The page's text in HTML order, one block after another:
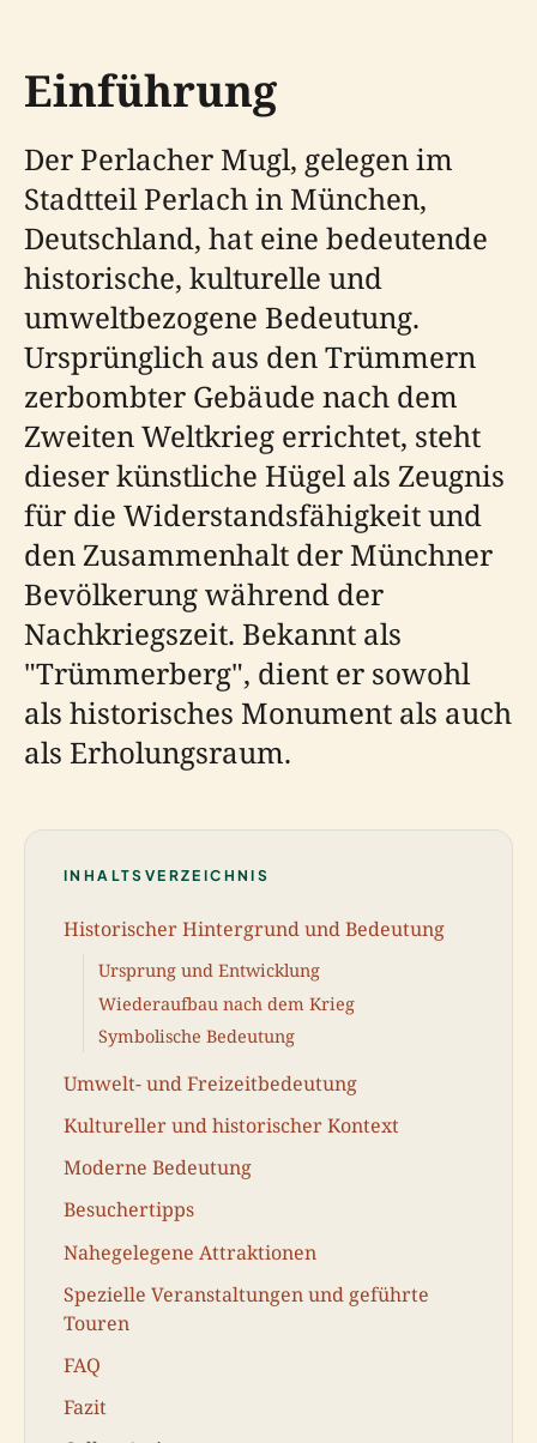
Einführung
Der Perlacher Mugl, gelegen im
Stadtteil Perlach in München,
Deutschland, hat eine bedeutende
historische, kulturelle und
umweltbezogene Bedeutung.
Ursprünglich aus den Trümmern
zerbombter Gebäude nach dem
Zweiten Weltkrieg errichtet, steht
dieser künstliche Hügel als Zeugnis
für die Widerstandsfähigkeit und
den Zusammenhalt der Münchner
Bevölkerung während der
Nachkriegszeit. Bekannt als
"Trümmerberg", dient er sowohl
als historisches Monument als auch
als Erholungsraum.
INHALTSVERZEICHNIS
Historischer Hintergrund und Bedeutung
Ursprung und Entwicklung
Wiederaufbau nach dem Krieg
Symbolische Bedeutung
Umwelt- und Freizeitbedeutung
Kultureller und historischer Kontext
Moderne Bedeutung
Besuchertipps
Nahegelegene Attraktionen
Spezielle Veranstaltungen und geführte
Touren
FAQ
Fazit